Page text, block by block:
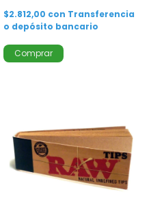
$2.812,00 con Transferencia
o depósito bancario